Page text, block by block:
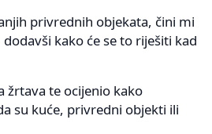
privrednih objekata, čini mi
kako će se to riješiti kad
žrtava te ocijenio kako
su kuće, privredni objekti ili